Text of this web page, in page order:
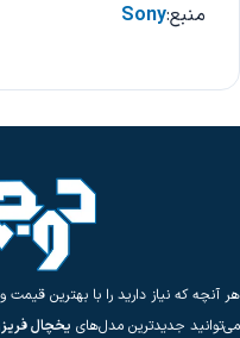
منبع:Sony
هر آنچه که نیاز دارید را با بهترین قیمت
می‌توانید جدیدترین مدل‌های یخچال